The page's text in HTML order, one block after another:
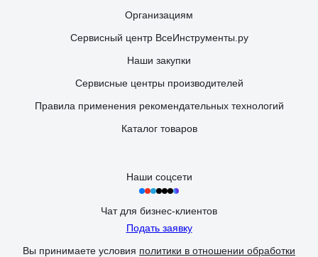
Организациям
Сервисный центр ВсеИнструменты.ру
Наши закупки
Сервисные центры производителей
Правила применения рекомендательных технологий
Каталог товаров
Наши соцсети
Чат для бизнес-клиентов
Подать заявку
Вы принимаете условия политики в отношении обработки